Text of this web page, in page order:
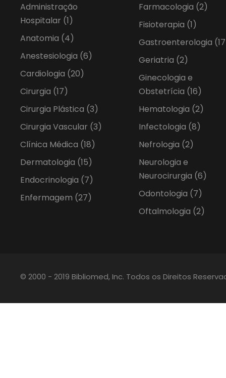
Administração
Hospitalar (1)
Anatomia (4)
Anestesiologia (6)
Cardiologia (20)
Cirurgia (17)
Cirurgia Plástica (3)
Cirurgia Vascular (3)
Clínica Médica (18)
Dermatologia (15)
Endocrinologia (7)
Enfermagem (27)
Farmacologia (2)
Fisioterapia (1)
Gastroenterologia
Geriatria (2)
Ginecologia e
Obstetrícia (16)
Hematologia (2)
Infectologia (8)
Nefrologia (2)
Neurologia e
Neurocirurgia (6)
Odontologia (7)
Oftalmologia (2)
© 2000 - 2019 Bibliomed, Inc. Todos os Direitos